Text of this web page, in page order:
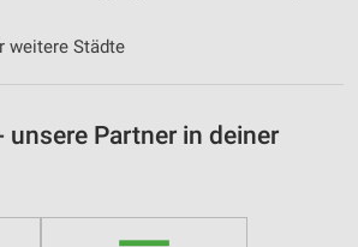
weitere Städte
unsere Partner in deiner